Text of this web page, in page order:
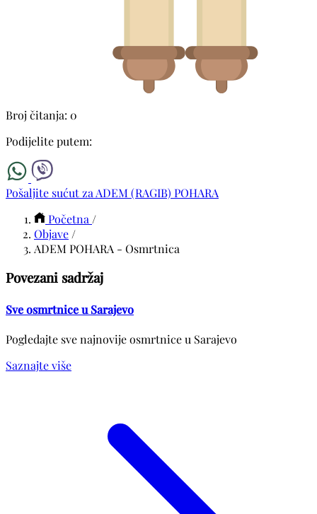
Broj čitanja: 0
Podijelite putem:
Pošaljite sućut za ADEM (RAGIB) POHARA
Početna /
Objave /
ADEM POHARA - Osmrtnica
Povezani sadržaj
Sve osmrtnice u Sarajevo
Pogledajte sve najnovije osmrtnice u Sarajevo
Saznajte više